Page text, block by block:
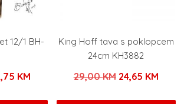
12/1 BH-
KM
King Hoff tava s poklopcem
24cm KH3882
29,00KM Izvorna
24,65 KM